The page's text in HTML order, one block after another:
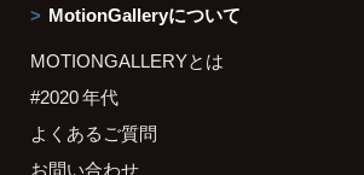
MotionGalleryについて
MOTIONGALLERYとは
#2020 年代
よくあるご質問
お問い合わせ